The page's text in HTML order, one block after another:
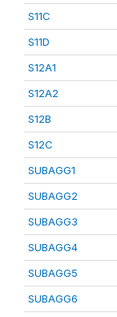
S11C
S11D
S12A1
S12A2
S12B
S12C
SUBAGG1
SUBAGG2
SUBAGG3
SUBAGG4
SUBAGG5
SUBAGG6